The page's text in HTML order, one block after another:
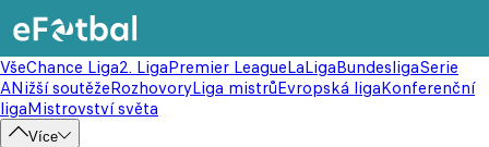
VšeChance Liga2. LigaPremier LeagueLaLigaBundesligaSerie
ANižší soutěžeRozhovoryLiga mistrůEvropská ligaKonferenční
ligaMistrovství světa
Více